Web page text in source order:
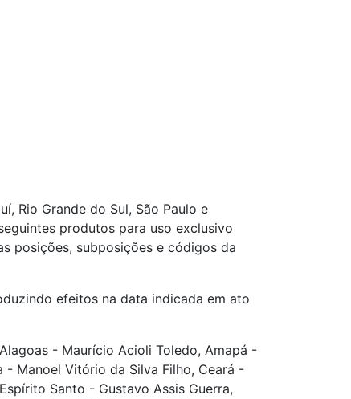
Rio Grande do Sul, São Paulo e
produtos para uso exclusivo
posições, subposições e códigos da
efeitos na data indicada em ato
- Maurício Acioli Toledo, Amapá -
- Manoel Vitório da Silva Filho, Ceará -
Santo - Gustavo Assis Guerra,